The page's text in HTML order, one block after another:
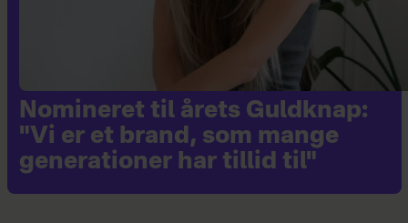
Nomineret til årets Guldknap:
"Vi er et brand, som mange
generationer har tillid til"